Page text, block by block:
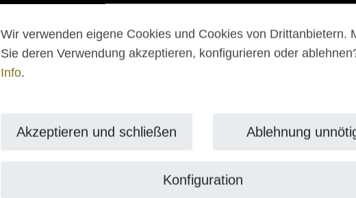
Wir verwenden eigene Cookies und Cookies von Drittanbietern.
Sie deren Verwendung akzeptieren, konfigurieren oder
Info.
Akzeptieren und schließen Ablehnung
Konfiguration